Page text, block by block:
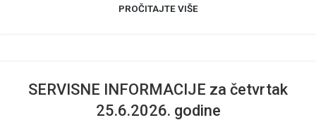
PROČITAJTE VIŠE
SERVISNE INFORMACIJE za četvrtak
25.6.2026. godine